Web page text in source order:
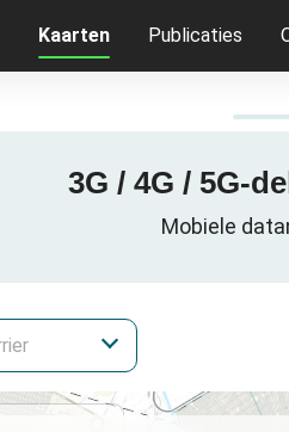
Kaarten Publicaties
3G / 4G / 5G-
Mobiele